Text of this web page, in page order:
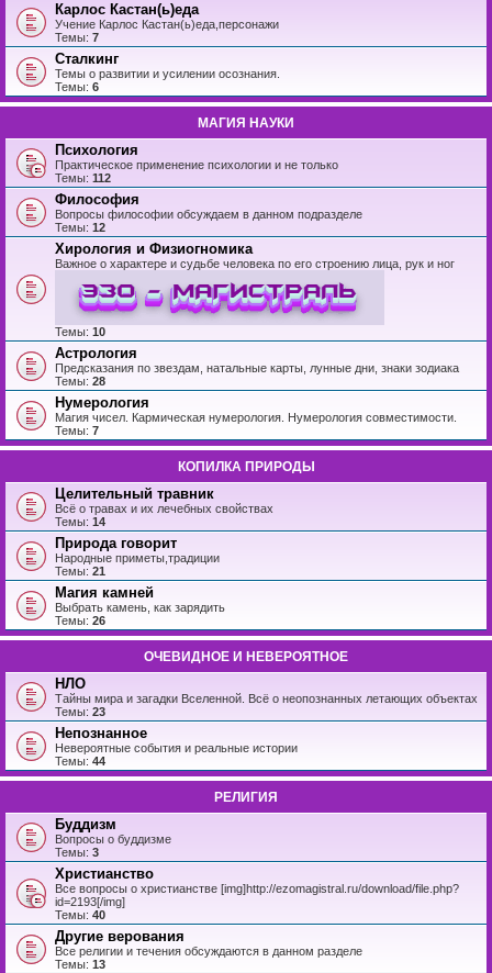
Карлос Кастан(ь)еда
Учение Карлос Кастан(ь)еда,персонажи
Темы: 7
Сталкинг
Темы о развитии и усилении осознания.
Темы: 6
МАГИЯ НАУКИ
Психология
Практическое применение психологии и не только
Темы: 112
Философия
Вопросы философии обсуждаем в данном подразделе
Темы: 12
Хирология и Физиогномика
Важное о характере и судьбе человека по его строению лица, рук и ног
Темы: 10
Астрология
Предсказания по звездам, натальные карты, лунные дни, знаки зодиака
Темы: 28
Нумерология
Магия чисел. Кармическая нумерология. Нумерология совместимости.
Темы: 7
КОПИЛКА ПРИРОДЫ
Целительный травник
Всё о травах и их лечебных свойствах
Темы: 14
Природа говорит
Народные приметы,традиции
Темы: 21
Магия камней
Выбрать камень, как зарядить
Темы: 26
ОЧЕВИДНОЕ И НЕВЕРОЯТНОЕ
НЛО
Тайны мира и загадки Вселенной. Всё о неопознанных летающих объектах
Темы: 23
Непознанное
Невероятные события и реальные истории
Темы: 44
РЕЛИГИЯ
Буддизм
Вопросы о буддизме
Темы: 3
Христианство
Все вопросы о христианстве [img]http://ezomagistral.ru/download/file.php?
id=2193[/img]
Темы: 40
Другие верования
Все религии и течения обсуждаются в данном разделе
Темы: 13